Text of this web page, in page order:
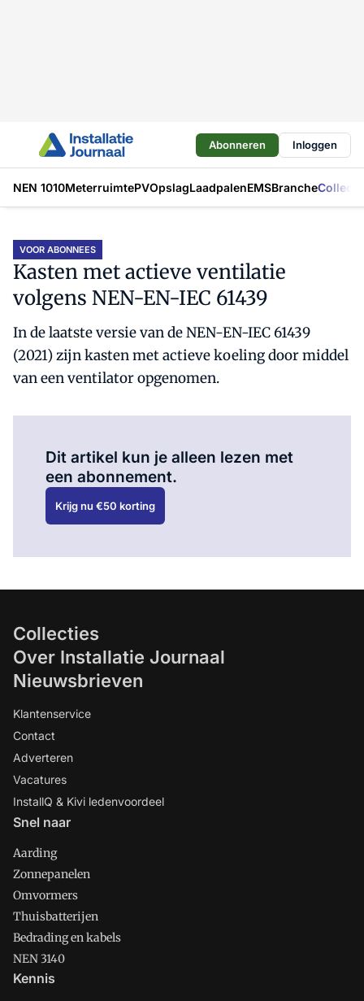
Abonneren Inloggen
NEN 1010MeterruimtePVOpslagLaadpalenEMSBranche
VOOR ABONNEES
Kasten met actieve ventilatie
volgens NEN-EN-IEC 61439
In de laatste versie van de NEN-EN-IEC 61439
(2021) zijn kasten met actieve koeling door middel
van een ventilator opgenomen.
Dit artikel kun je alleen lezen met
een abonnement.
Krijg nu €50 korting
Collecties
Over Installatie Journaal
Nieuwsbrieven
Klantenservice
Contact
Adverteren
Vacatures
InstallQ & Kivi ledenvoordeel
Snel naar
Aarding
Zonnepanelen
Omvormers
Thuisbatterijen
Bedrading en kabels
NEN 3140
Kennis